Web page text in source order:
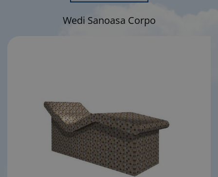
Wedi Sanoasa Corpo